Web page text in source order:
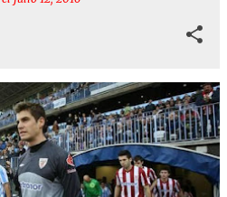
PERFIL RAÚL FERNÁNDEZ